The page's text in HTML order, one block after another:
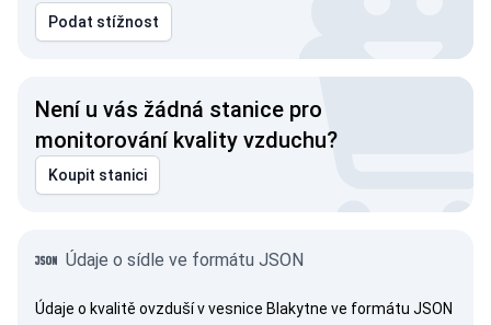
Podat stížnost
Není u vás žádná stanice pro
monitorování kvality vzduchu?
Koupit stanici
Údaje o sídle ve formátu JSON
Údaje o kvalitě ovzduší v vesnice Blakytne ve formátu JSON